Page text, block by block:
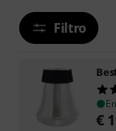
Filtro
€